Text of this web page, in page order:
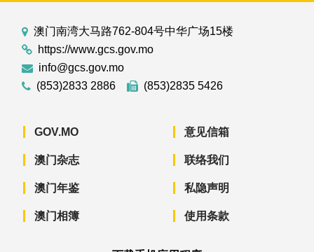
澳门南湾大马路762-804号中华广场15楼
https://www.gcs.gov.mo
info@gcs.gov.mo
(853)2833 2886
(853)2835 5426
GOV.MO
澳门杂志
澳门年鉴
澳门相簿
意见信箱
联络我们
私隐声明
使用条款